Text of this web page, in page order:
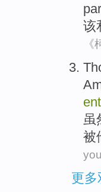
该
虽
被
更多